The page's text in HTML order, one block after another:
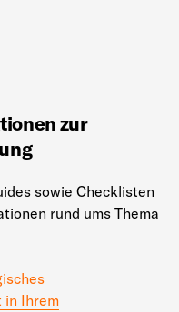
zur
sowie Checklisten
rund ums Thema
in Ihrem